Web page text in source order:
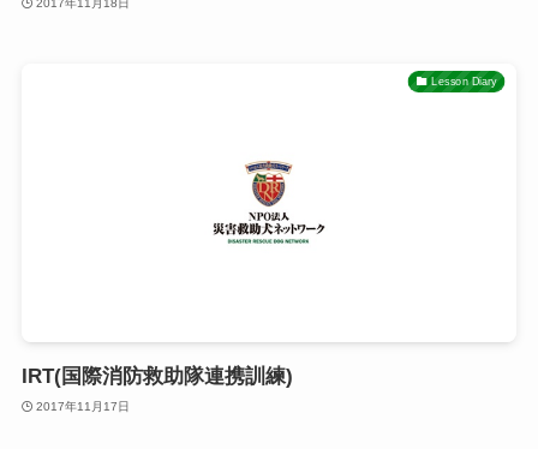
2017年11月18日
Lesson Diary
IRT(国際消防救助隊連携訓練)
2017年11月17日